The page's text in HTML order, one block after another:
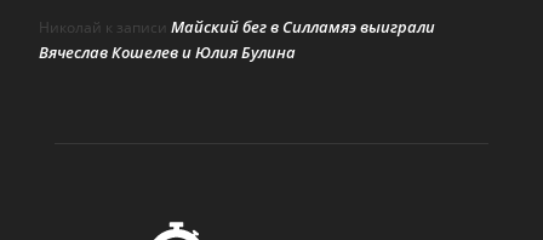
Николай к записи Майский бег в Силламяэ выиграли
Вячеслав Кошелев и Юлия Булина